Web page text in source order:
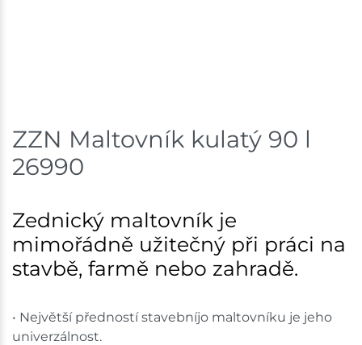
Mohelnice
Skladem na prodejně - doručení do 7 dnů
Skladem na prodejně - doručení do 7 dnů
ZZN Maltovník kulatý 90 l
26990
Zednický maltovník je
mimořádně užitečný při práci na
stavbě, farmě nebo zahradě.
• Největší předností stavebníjo maltovníku je jeho
univerzálnost.